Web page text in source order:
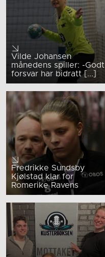
Vilde Johansen
månedens spiller: -Godt
forsvar har bidratt [...]
Fredrikke Sundsby
Kjølstad klar for
Romerike Ravens